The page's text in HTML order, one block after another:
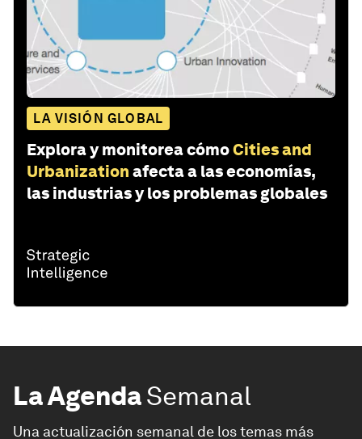
LA VISIÓN GLOBAL
Explora y monitorea cómoCities and
Urbanization afecta a las economías,
las industrias y los problemas globales
La AgendaSemanal
Una actualización semanal de los temas más